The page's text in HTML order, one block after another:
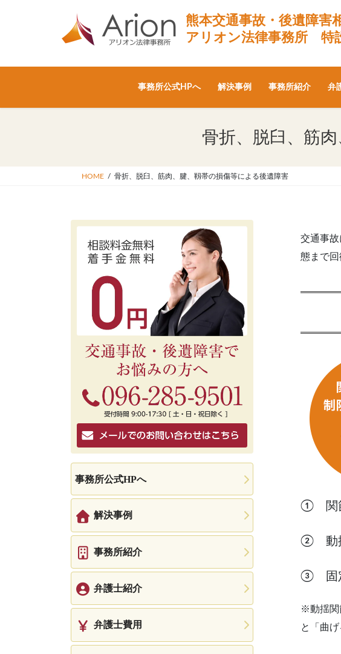
ツ
キ
シ
に
熊本交通事故・後遺障害
アリオン法律事務所 特
事務所公式HPへ 解決事例 事務所紹介 弁
骨折、脱臼、筋
HOME 骨折、脱臼、筋肉、腱、靱帯の損傷等による後遺障害
交通事
態まで回
① 関節
② 動
③ 固
※動揺関
と「曲
事務所公式HPへ
解決事例
事務所紹介
弁護士紹介
弁護士費用